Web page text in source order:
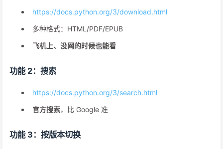
https://docs.python.org/3/download.html
多种格式：HTML/PDF/EPUB
飞机上、没网的时候也能看
功能 2：搜索
https://docs.python.org/3/search.html
官方搜索，比 Google 准
功能 3：按版本切换